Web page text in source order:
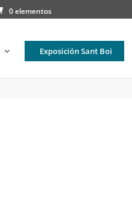
0 elementos
Exposición Sant Boi